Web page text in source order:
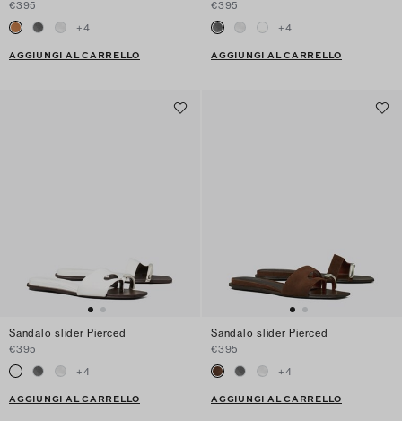
€395
+4
AGGIUNGI AL CARRELLO
€395
+4
AGGIUNGI AL CARRELLO
Sandalo slider Pierced
€395
+4
AGGIUNGI AL CARRELLO
Sandalo slider Pierced
€395
+4
AGGIUNGI AL CARRELLO